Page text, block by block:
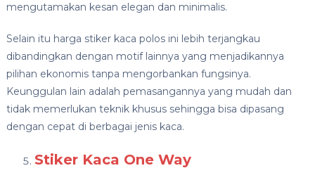
mengutamakan kesan elegan dan minimalis.
Selain itu harga stiker kaca polos ini lebih terjangkau
dibandingkan dengan motif lainnya yang menjadikannya
pilihan ekonomis tanpa mengorbankan fungsinya.
Keunggulan lain adalah pemasangannya yang mudah dan
tidak memerlukan teknik khusus sehingga bisa dipasang
dengan cepat di berbagai jenis kaca.
Stiker Kaca One Way